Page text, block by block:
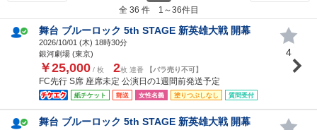
全 36 件 1～36件目
舞台 ブルーロック 5th STAGE 新英雄大戦 開幕
2026/10/01 (木) 18時30分
銀河劇場 (東京)
￥25,000 / 枚 2枚 連番 【バラ売り不可】
FC先行 S席 座席未定 公演日の1週間前発送予定
紙チケット 郵送 女性名義 塗りつぶしなし 質問受付
4
舞台 ブルーロック 5th STAGE 新英雄大戦 開幕